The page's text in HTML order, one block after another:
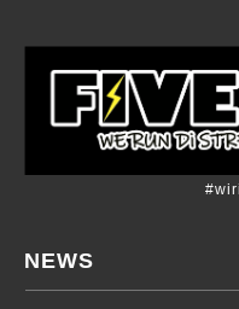
NEWS